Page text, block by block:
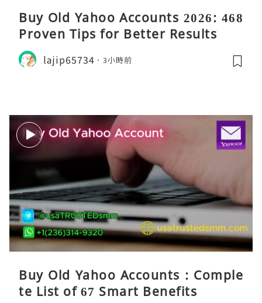
Buy Old Yahoo Accounts 2026: 468
Proven Tips for Better Results
lajip65734 3小時前
Buy Old Yahoo Accounts : Comple
te List of 67 Smart Benefits